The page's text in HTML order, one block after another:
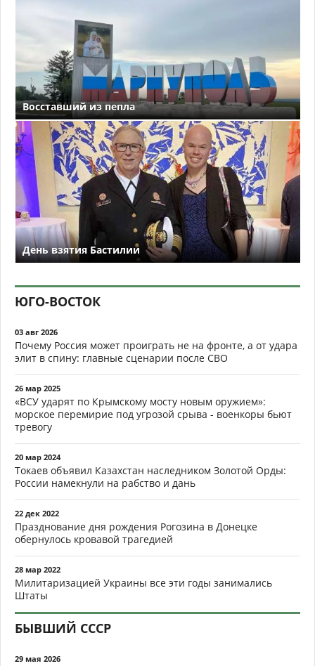
Восставший из пепла
День взятия Бастилии
ЮГО-ВОСТОК
03 авг 2026
Почему Россия может проиграть не на фронте, а от удара
элит в спину: главные сценарии после СВО
26 мар 2025
«ВСУ ударят по Крымскому мосту новым оружием»:
морское перемирие под угрозой срыва - военкоры бьют
тревогу
20 мар 2024
Токаев объявил Казахстан наследником Золотой Орды:
России намекнули на рабство и дань
22 дек 2022
Празднование дня рождения Рогозина в Донецке
обернулось кровавой трагедией
28 мар 2022
Милитаризацией Украины все эти годы занимались
Штаты
БЫВШИЙ СССР
29 мая 2026